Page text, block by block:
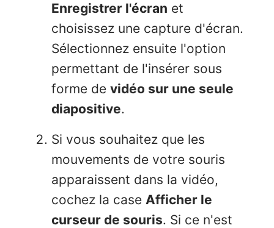
Enregistrer l'écran et
choisissez une capture d'écran.
Sélectionnez ensuite l'option
permettant de l'insérer sous
forme de vidéo sur une seule
diapositive.
Si vous souhaitez que les
mouvements de votre souris
apparaissent dans la vidéo,
cochez la case Afficher le
curseur de souris. Si ce n'est